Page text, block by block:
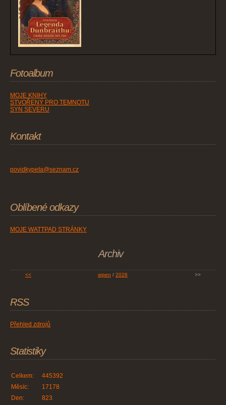
Fotoalbum
MOJE KNIHY
STVOŘENÝ PRO TEMNOTU
SYN SEVERU
Kontakt
povidkypeta@seznam.cz
Oblíbené odkazy
MOJE WATTPAD STRÁNKY
Archiv
<< srpen / 2026 >>
RSS
Přehled zdrojů
Statistiky
Celkem:
445392
Měsíc:
17178
Den:
823